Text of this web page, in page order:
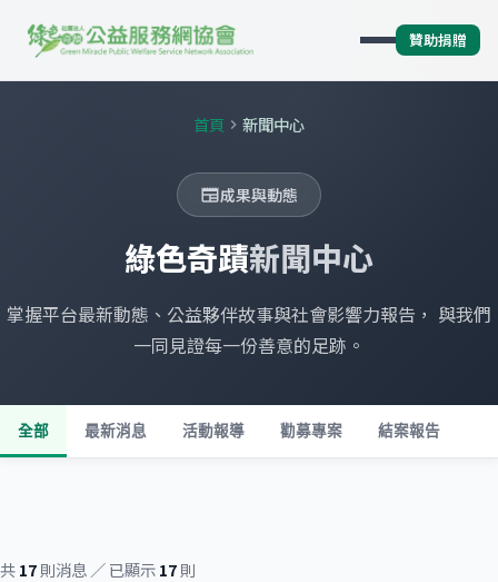
贊助捐贈
首頁 chevron_right 新聞中心
newspaper成果與動態
綠色奇蹟新聞中心
掌握平台最新動態、公益夥伴故事與社會影響力報告， 與我們
一同見證每一份善意的足跡。
全部 最新消息 活動報導 勸募專案 結案報告
共17則消息 ／ 已顯示17則